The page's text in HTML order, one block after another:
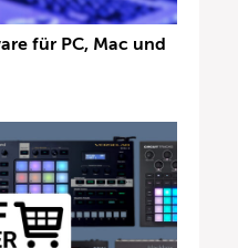
für PC, Mac und